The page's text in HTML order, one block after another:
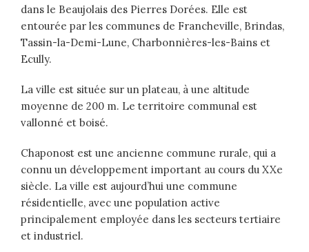
dans le Beaujolais des Pierres Dorées. Elle est
entourée par les communes de Francheville, Brindas,
Tassin-la-Demi-Lune, Charbonnières-les-Bains et
Ecully.
La ville est située sur un plateau, à une altitude
moyenne de 200 m. Le territoire communal est
vallonné et boisé.
Chaponost est une ancienne commune rurale, qui a
connu un développement important au cours du XXe
siècle. La ville est aujourd’hui une commune
résidentielle, avec une population active
principalement employée dans les secteurs tertiaire
et industriel.